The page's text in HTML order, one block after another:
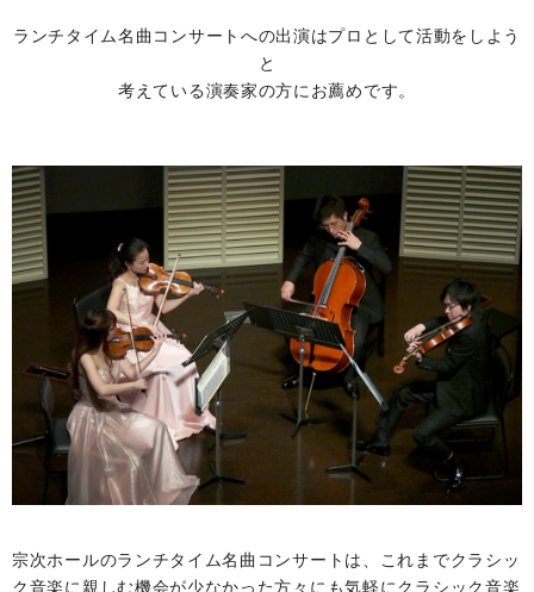
ランチタイム名曲コンサートへの出演はプロとして活動をしよう
と
考えている演奏家の方にお薦めです。
宗次ホールのランチタイム名曲コンサートは、これまでクラシッ
ク音楽に親しむ機会が少なかった方々にも気軽にクラシック音楽